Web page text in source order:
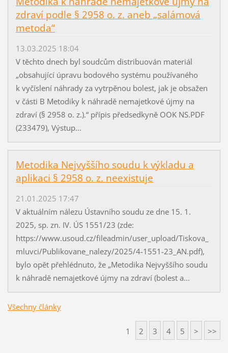
zdraví podle § 2958 o. z. aneb „salámová
metoda“
13.03.2025 18:04
V těchto dnech byl soudcům distribuován materiál
„obsahující úpravu bodového systému používaného
k vyčíslení náhrady za vytrpěnou bolest, jak je obsažen
v části B Metodiky k náhradě nemajetkové újmy na
zdraví (§ 2958 o. z.).“ přípis předsedkyně OOK NS.PDF
(233479), Výstup...
Metodika Nejvyššího soudu k výkladu a
aplikaci § 2958 o. z. neexistuje
21.01.2025 17:47
V aktuálním nálezu Ústavního soudu ze dne 15. 1.
2025, sp. zn. IV. ÚS 1551/23 (zde:
https://www.usoud.cz/fileadmin/user_upload/Tiskova_
mluvci/Publikovane_nalezy/2025/4-1551-23_AN.pdf),
bylo opět přehlédnuto, že „Metodika Nejvyššího soudu
k náhradě nemajetkové újmy na zdraví (bolest a...
Všechny články
1 2 3 4 5 > >>